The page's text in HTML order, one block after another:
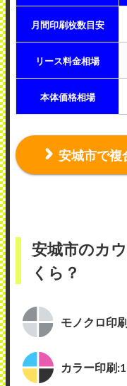
月間印刷枚数目安
リース料金相場
本体価格相場
安城市で複
安城市のカ
くら？
モノクロ印
カラー印刷